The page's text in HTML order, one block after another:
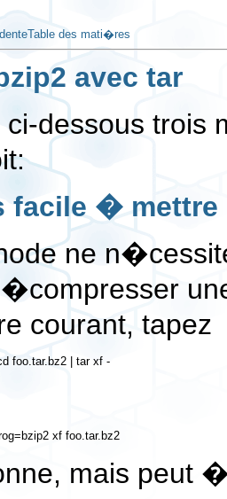
Table des mati�res
avec tar
dessous trois
facile � mettre
ne
courant, tapez
mais peut